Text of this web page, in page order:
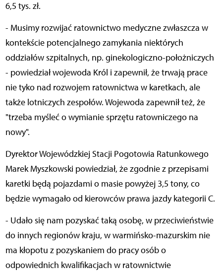
6,5 tys. zł.
- Musimy rozwijać ratownictwo medyczne zwłaszcza w
kontekście potencjalnego zamykania niektórych
oddziałów szpitalnych, np. ginekologiczno-położniczych
- powiedział wojewoda Król i zapewnił, że trwają prace
nie tyko nad rozwojem ratownictwa w karetkach, ale
także lotniczych zespołów. Wojewoda zapewnił też, że
"trzeba myśleć o wymianie sprzętu ratowniczego na
nowy".
Dyrektor Wojewódzkiej Stacji Pogotowia Ratunkowego
Marek Myszkowski powiedział, że zgodnie z przepisami
karetki będą pojazdami o masie powyżej 3,5 tony, co
będzie wymagało od kierowców prawa jazdy kategorii C.
- Udało się nam pozyskać taką osobę, w przeciwieństwie
do innych regionów kraju, w warmińsko-mazurskim nie
ma kłopotu z pozyskaniem do pracy osób o
odpowiednich kwalifikacjach w ratownictwie